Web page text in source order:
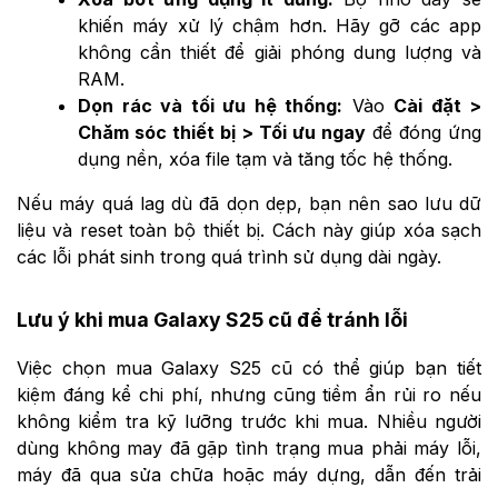
khiến máy xử lý chậm hơn. Hãy gỡ các app
không cần thiết để giải phóng dung lượng và
RAM.
Dọn rác và tối ưu hệ thống: Vào Cài đặt >
Chăm sóc thiết bị > Tối ưu ngay để đóng ứng
dụng nền, xóa file tạm và tăng tốc hệ thống.
Nếu máy quá lag dù đã dọn dẹp, bạn nên sao lưu dữ
liệu và reset toàn bộ thiết bị. Cách này giúp xóa sạch
các lỗi phát sinh trong quá trình sử dụng dài ngày.
Lưu ý khi mua Galaxy S25 cũ để tránh lỗi
Việc chọn mua Galaxy S25 cũ có thể giúp bạn tiết
kiệm đáng kể chi phí, nhưng cũng tiềm ẩn rủi ro nếu
không kiểm tra kỹ lưỡng trước khi mua. Nhiều người
dùng không may đã gặp tình trạng mua phải máy lỗi,
máy đã qua sửa chữa hoặc máy dựng, dẫn đến trải